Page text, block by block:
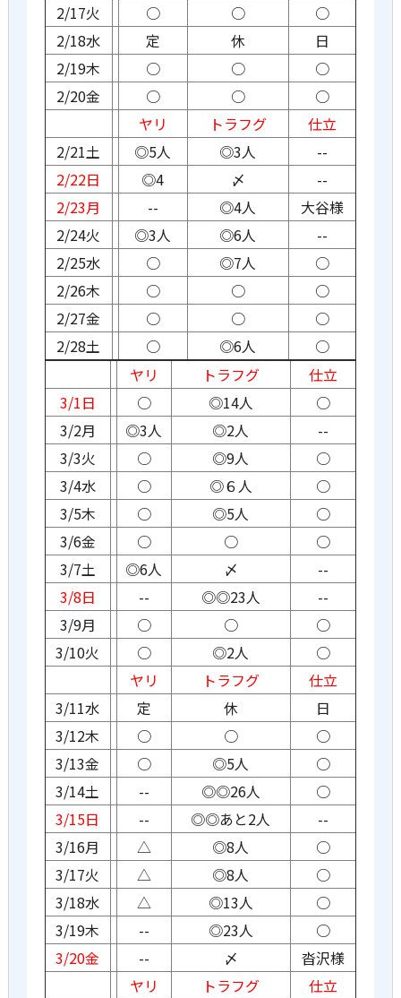
2/17火
○ ○
○
2/18水
定 休
日
2/19木
○ ○
○
2/20金
○ ○
○
ヤリ
トラフグ
仕立
2/21土
◎5人 ◎3人
--
2/22日
◎4 〆
--
2/23月
-- ◎4人
大谷様
2/24火
◎3人 ◎6人
--
2/25水
○ ◎7人
○
2/26木
○ ○
○
2/27金
○ ○
○
2/28土
○ ◎6人
○
ヤリ
トラフグ
仕立
3/1日
○ ◎14人
○
3/2月
◎3人 ◎2人
--
3/3火
○ ◎9人
○
3/4水
○ ◎６人
○
3/5木
○ ◎5人
○
3/6金
○ ○
○
3/7土
◎6人 〆
--
3/8日
-- ◎◎23人
--
3/9月
○ ○
○
3/10火
○ ◎2人
○
ヤリ
トラフグ
仕立
3/11水
定 休
日
3/12木
○ ○
○
3/13金
○ ◎5人
○
3/14土
-- ◎◎26人
○
3/15日
-- ◎◎あと2人
--
3/16月
△ ◎8人
○
3/17火
△ ◎8人
○
3/18水
△ ◎13人
○
3/19木
-- ◎23人
○
3/20金
-- 〆
沓沢様
ヤリ
トラフグ
仕立